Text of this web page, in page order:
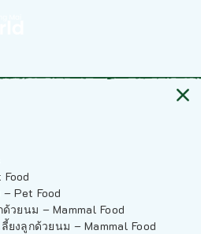
Pet Food
วยนม – Mammal Food
ยงลูกด้วยนม – Mammal Food